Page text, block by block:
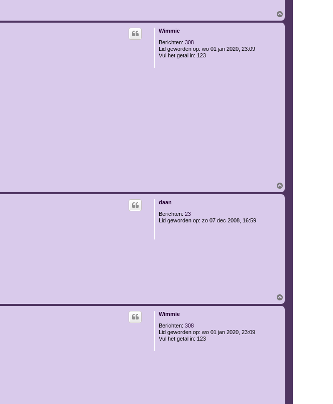
m
h
Wimmie
Berichten: 308
Lid geworden op: wo 01 jan 2020, 23:09
Vul het getal in: 123
m
h
daan
Berichten: 23
Lid geworden op: zo 07 dec 2008, 16:59
m
h
Wimmie
Berichten: 308
Lid geworden op: wo 01 jan 2020, 23:09
Vul het getal in: 123